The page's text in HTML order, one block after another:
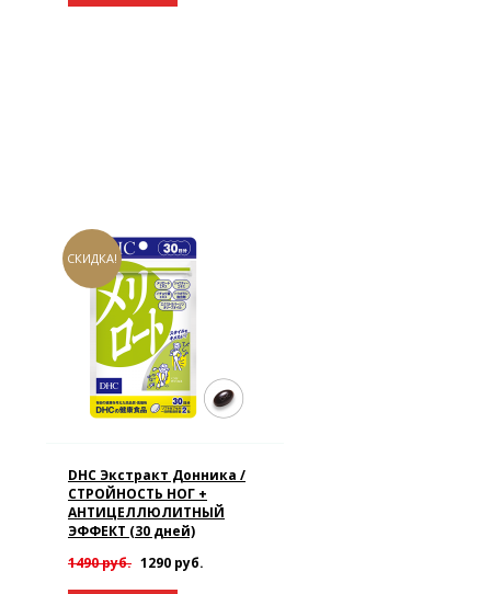
СКИДКА!
DHC Экстракт Донника /
СТРОЙНОСТЬ НОГ +
АНТИЦЕЛЛЮЛИТНЫЙ
ЭФФЕКТ (30 дней)
1490 руб. 1290 руб.